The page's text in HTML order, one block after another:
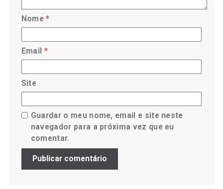
Nome*
Email *
Site
Guardar o meu nome, email e site neste
navegador para a próxima vez que eu
comentar.